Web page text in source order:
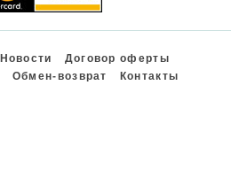
Новости
Договор оферты
Обмен-возврат Контакты